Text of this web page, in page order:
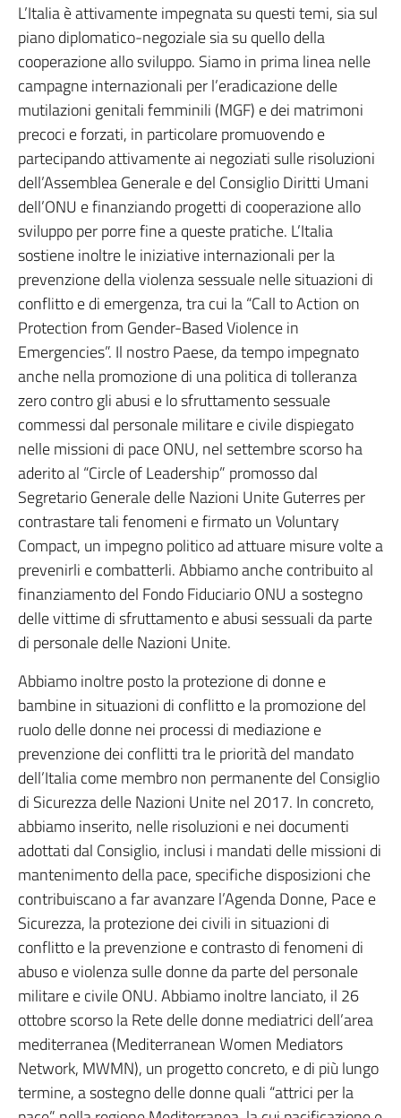
L’Italia è attivamente impegnata su questi temi, sia sul
piano diplomatico-negoziale sia su quello della
cooperazione allo sviluppo. Siamo in prima linea nelle
campagne internazionali per l’eradicazione delle
mutilazioni genitali femminili (MGF) e dei matrimoni
precoci e forzati, in particolare promuovendo e
partecipando attivamente ai negoziati sulle risoluzioni
dell’Assemblea Generale e del Consiglio Diritti Umani
dell’ONU e finanziando progetti di cooperazione allo
sviluppo per porre fine a queste pratiche. L’Italia
sostiene inoltre le iniziative internazionali per la
prevenzione della violenza sessuale nelle situazioni di
conflitto e di emergenza, tra cui la “Call to Action on
Protection from Gender-Based Violence in
Emergencies”. Il nostro Paese, da tempo impegnato
anche nella promozione di una politica di tolleranza
zero contro gli abusi e lo sfruttamento sessuale
commessi dal personale militare e civile dispiegato
nelle missioni di pace ONU, nel settembre scorso ha
aderito al “Circle of Leadership” promosso dal
Segretario Generale delle Nazioni Unite Guterres per
contrastare tali fenomeni e firmato un Voluntary
Compact, un impegno politico ad attuare misure volte a
prevenirli e combatterli. Abbiamo anche contribuito al
finanziamento del Fondo Fiduciario ONU a sostegno
delle vittime di sfruttamento e abusi sessuali da parte
di personale delle Nazioni Unite.
Abbiamo inoltre posto la protezione di donne e
bambine in situazioni di conflitto e la promozione del
ruolo delle donne nei processi di mediazione e
prevenzione dei conflitti tra le priorità del mandato
dell’Italia come membro non permanente del Consiglio
di Sicurezza delle Nazioni Unite nel 2017. In concreto,
abbiamo inserito, nelle risoluzioni e nei documenti
adottati dal Consiglio, inclusi i mandati delle missioni di
mantenimento della pace, specifiche disposizioni che
contribuiscano a far avanzare l’Agenda Donne, Pace e
Sicurezza, la protezione dei civili in situazioni di
conflitto e la prevenzione e contrasto di fenomeni di
abuso e violenza sulle donne da parte del personale
militare e civile ONU. Abbiamo inoltre lanciato, il 26
ottobre scorso la Rete delle donne mediatrici dell’area
mediterranea (Mediterranean Women Mediators
Network, MWMN), un progetto concreto, e di più lungo
termine, a sostegno delle donne quali “attrici per la